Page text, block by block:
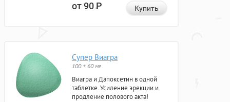
от 90Р Купить
Супер Виагра
100 + 60 мг
Виагра и Дапоксетин в одной
таблетке. Усиление эрекции и
продление полового акта!